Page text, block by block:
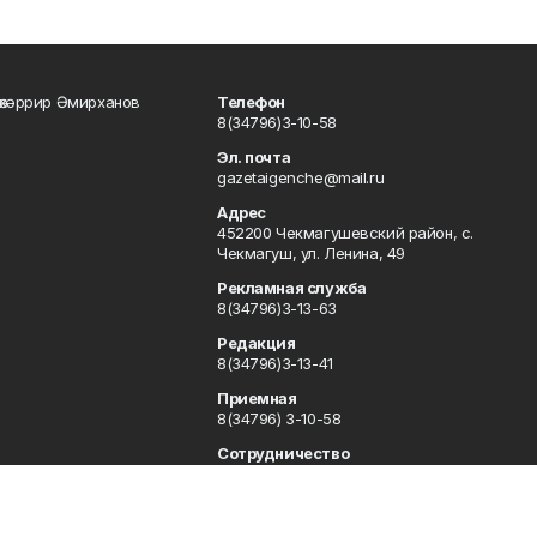
Әмирханов
Телефон
8(34796)3-10-58
Эл. почта
gazetaigenche@mail.ru
Адрес
452200 Чекмагушевский район, с.
Чекмагуш, ул. Ленина, 49
Рекламная служба
8(34796)3-13-63
Редакция
8(34796)3-13-41
Приемная
8(34796) 3-10-58
Сотрудничество